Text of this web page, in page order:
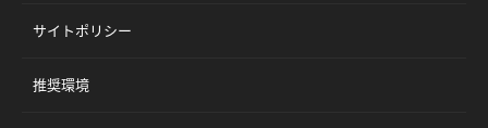
サイトポリシー
推奨環境